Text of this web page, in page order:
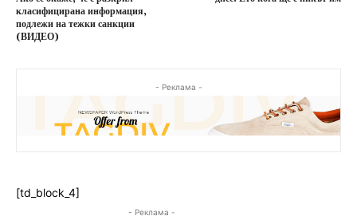
класифицирана информация,
подлежи на тежки санкции
(ВИДЕО)
- Реклама -
[td_block_4]
- Реклама -